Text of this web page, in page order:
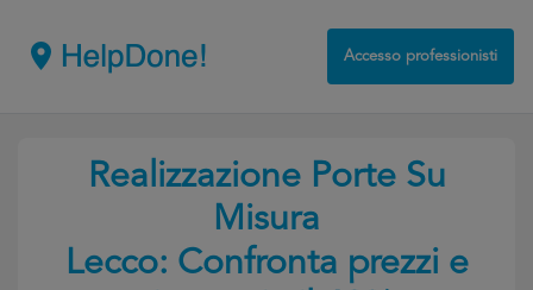
Accesso professionisti
Realizzazione Porte Su
Misura
Lecco: Confronta prezzi e